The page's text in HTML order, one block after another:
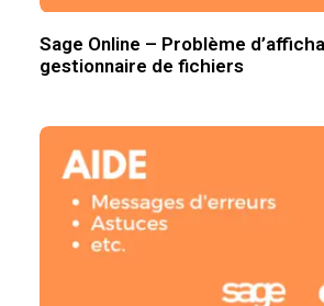
Sage Online – Problème
gestionnaire de fichiers